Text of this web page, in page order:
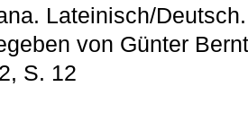
Lateinisch/
von Günter
S. 12